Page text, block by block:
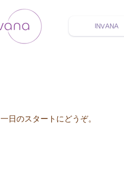
INVANA
一日のスタートにどうぞ。